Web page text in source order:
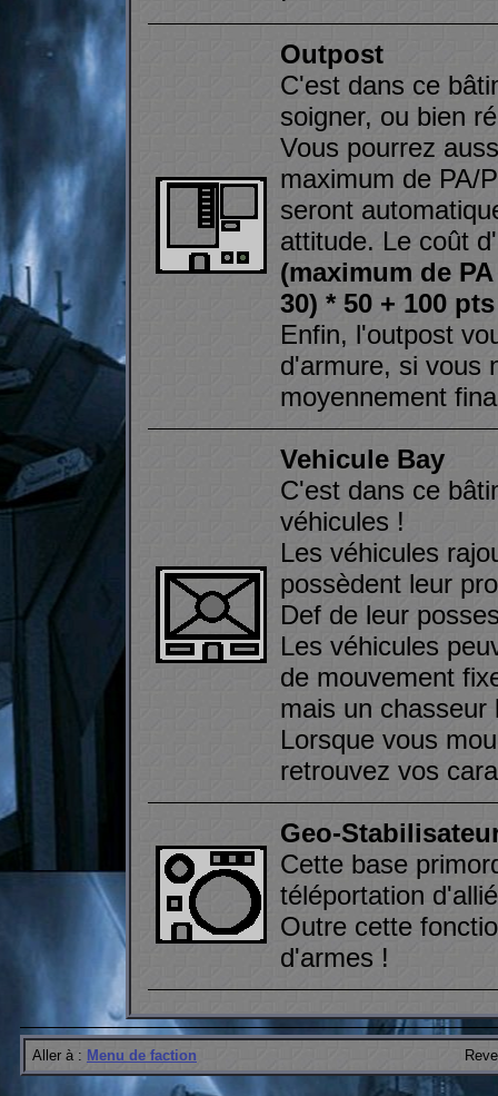
Outpost
C'est dans ce
soigner, ou bien
Vous pourrez
maximum de PA/
seront
attitude. Le coût
(maximum de
30) * 50 + 100
Enfin, l'outpost
d'armure, si vous
moyennement
Vehicule Bay
C'est dans ce
véhicules !
Les véhicules
possèdent leur
Def de leur
Les véhicules
de mouvement
mais un chasseur
Lorsque vous
retrouvez vos
Geo-
Cette base
téléportation
Outre cette
d'armes !
Aller à : Menu de faction